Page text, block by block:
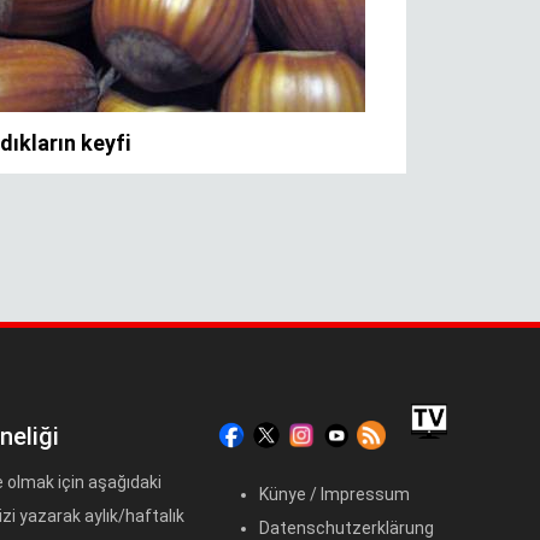
için aşağıdaki
yazarak aylık/haftalık
Künye / Impressum
Datenschutzerklärung